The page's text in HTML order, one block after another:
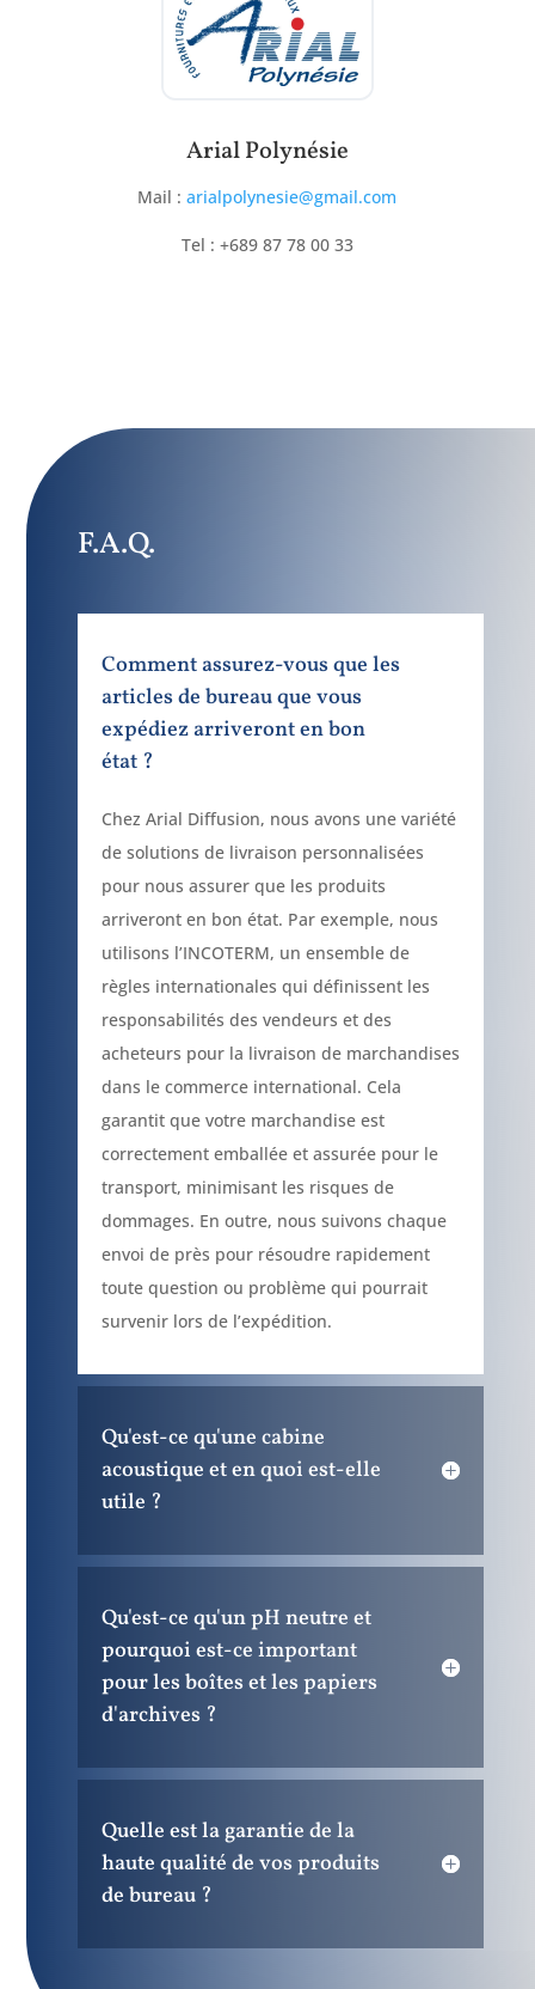
Arial Polynésie
Mail :arialpolynesie@gmail.com
Tel : +689 87 78 00 33
F.A.Q.
Comment assurez-vous que les
articles de bureau que vous
expédiez arriveront en bon
état ?
Chez Arial Diffusion, nous avons une variété
de solutions de livraison personnalisées
pour nous assurer que les produits
arriveront en bon état. Par exemple, nous
utilisons l’INCOTERM, un ensemble de
règles internationales qui définissent les
responsabilités des vendeurs et des
acheteurs pour la livraison de marchandises
dans le commerce international. Cela
garantit que votre marchandise est
correctement emballée et assurée pour le
transport, minimisant les risques de
dommages. En outre, nous suivons chaque
envoi de près pour résoudre rapidement
toute question ou problème qui pourrait
survenir lors de l’expédition.
Qu'est-ce qu'une cabine
acoustique et en quoi est-elle
utile ?
Qu'est-ce qu'un pH neutre et
pourquoi est-ce important
pour les boîtes et les papiers
d'archives ?
Quelle est la garantie de la
haute qualité de vos produits
de bureau ?